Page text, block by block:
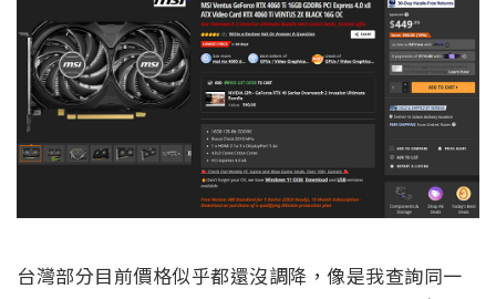
台灣部分目前價格似乎都還沒調降，像是我查詢同一